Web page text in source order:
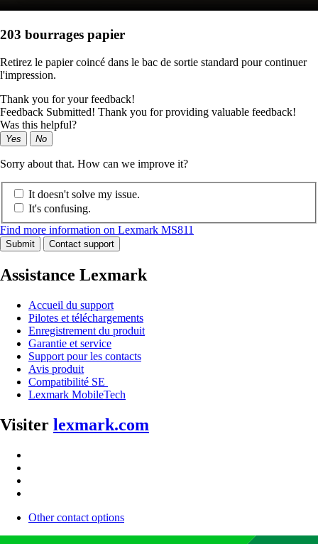
203 bourrages papier
Retirez le papier coincé dans le bac de sortie standard pour continuer
l'impression.
Thank you for your feedback!
Feedback Submitted! Thank you for providing valuable feedback!
Was this helpful?
Yes No
Sorry about that. How can we improve it?
It doesn't solve my issue.
It's confusing.
Find more information on Lexmark MS811
Submit Contact support
Assistance Lexmark
Accueil du support
Pilotes et téléchargements
Enregistrement du produit
Garantie et service
Support pour les contacts
Avis produit
Compatibilité SE
Lexmark MobileTech
Visiter lexmark.com
Other contact options